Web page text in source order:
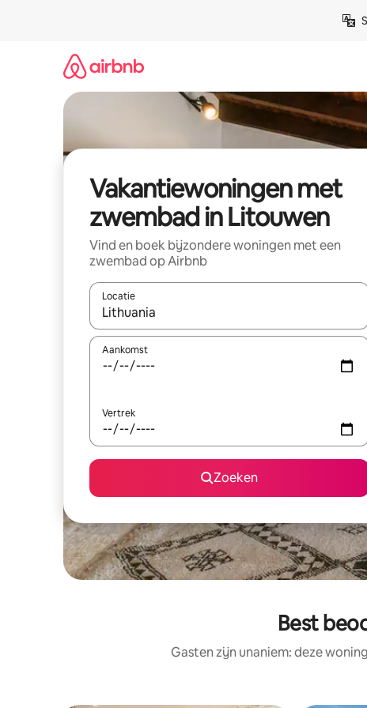
Vakantiewoningen met
zwembad in Litouwen
Vind en boek bijzondere woningen met een
zwembad op Airbnb
Locatie
Wanneer er suggesties beschikbaar zijn, maak je
Aankomst
Vertrek
Zoeken
Best
Gasten zijn unaniem: deze